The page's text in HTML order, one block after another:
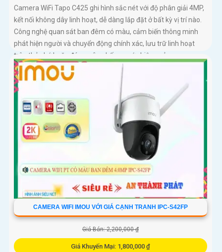
Camera WiFi Tapo C425 ghi hình sắc nét với độ phân giải 4MP,
kết nối không dây linh hoạt, dễ dàng lắp đặt ở bất kỳ vị trí nào.
Công nghệ quan sát ban đêm có màu, cảm biến thông minh
phát hiện người và chuyển động chính xác, lưu trữ linh hoạt
trên thẻ nhớ hoặc đám mây, chống nước hiệu quả
CAMERA WIFI IMOU VỚI GIÁ CẠNH TRANH IPC-S42FP
Giá Bán: 2,200,000 ₫
Giá Khuyến Mại: 1,800,000 ₫